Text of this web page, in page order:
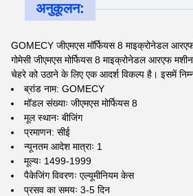
अनुकूलन:
GOMECY जीएमएस मॉर्फियस 8 माइक्रोनेडल
गोमेसी जीएमएस मोर्फियस 8 माइक्रोनेडल आरएफ
चेहरे को उठाने के लिए एक आदर्श विकल्प है। इसमें
ब्रांड नाम: GOMECY
मॉडल संख्याः जीएमएस मोर्फियस 8
मूल स्थानः बीजिंग
प्रमाणन: सीई
न्यूनतम आदेश मात्राः 1
मूल्यः 1499-1999
पैकेजिंग विवरणः एल्यूमीनियम केस
प्रसव का समयः 3-5 दिन